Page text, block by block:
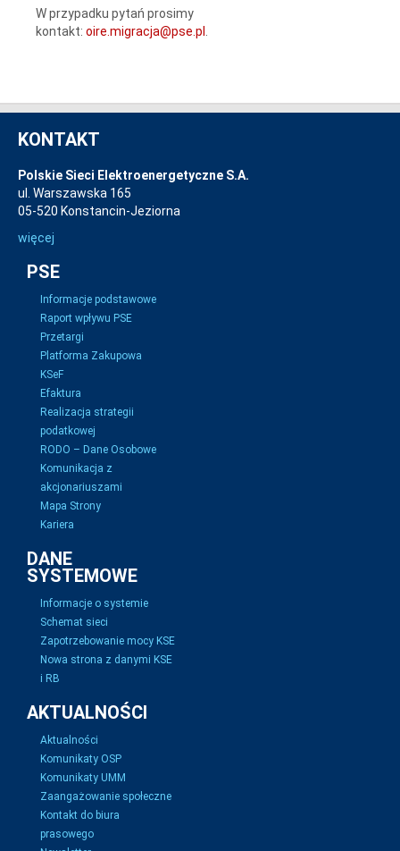
W przypadku pytań prosimy
kontakt: oire.migracja@pse.pl
KONTAKT
Polskie Sieci Elektroenergetyczne S.A.
ul. Warszawska 165
05-520 Konstancin-Jeziorna
więcej
PSE
Informacje podstawowe
Raport wpływu PSE
Przetargi
Platforma Zakupowa
KSeF
Efaktura
Realizacja strategii
podatkowej
RODO – Dane Osobowe
Komunikacja z
akcjonariuszami
Mapa Strony
Kariera
DANE
SYSTEMOWE
Informacje o systemie
Schemat sieci
Zapotrzebowanie mocy KSE
Nowa strona z danymi KSE
i RB
AKTUALNOŚCI
Aktualności
Komunikaty OSP
Komunikaty UMM
Zaangażowanie społeczne
Kontakt do biura
prasowego